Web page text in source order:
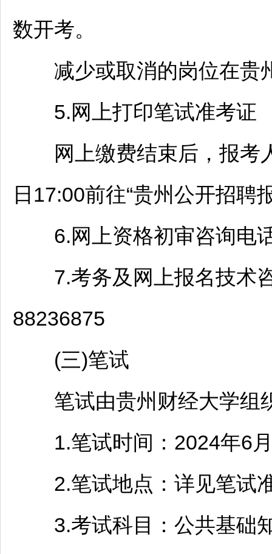
数开考。
减少或取消的岗位在贵
5.网上打印笔试准考证
网上缴费结束后，报考
日17:00前往“贵州公开招聘
6.网上资格初审咨询电
7.考务及网上报名技术
88236875
(三)笔试
笔试由贵州财经大学组
1.笔试时间：2024年6月
2.笔试地点：详见笔试
3.考试科目：公共基础知